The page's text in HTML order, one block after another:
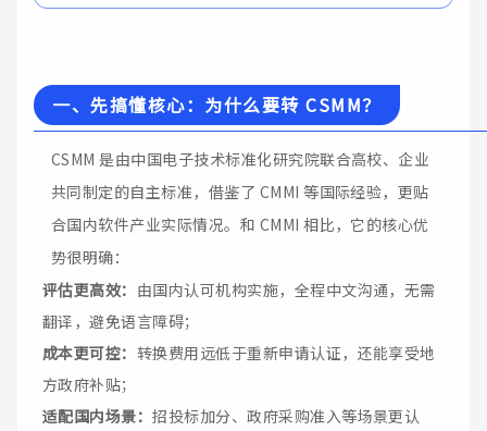
一、先搞懂核心：为什么要转 CSMM？
CSMM 是由中国电子技术标准化研究院联合高校、企业
共同制定的自主标准，借鉴了 CMMI 等国际经验，更贴
合国内软件产业实际情况。和 CMMI 相比，它的核心优
势很明确：
评估更高效： 由国内认可机构实施，全程中文沟通，无需
翻译，避免语言障碍；
成本更可控： 转换费用远低于重新申请认证，还能享受地
方政府补贴；
适配国内场景：招投标加分、政府采购准入等场景更认